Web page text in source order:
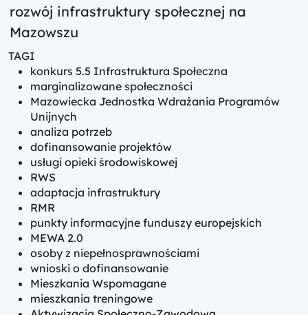
rozwój infrastruktury społecznej na
Mazowszu
TAGI
konkurs 5.5 Infrastruktura Społeczna
marginalizowane społeczności
Mazowiecka Jednostka Wdrażania Programów
Unijnych
analiza potrzeb
dofinansowanie projektów
usługi opieki środowiskowej
RWS
adaptacja infrastruktury
RMR
punkty informacyjne funduszy europejskich
MEWA 2.0
osoby z niepełnosprawnościami
wnioski o dofinansowanie
Mieszkania Wspomagane
mieszkania treningowe